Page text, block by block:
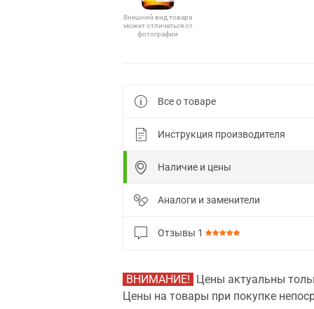
Внешний вид товара
может отличаться от
фотографии
Все о товаре
Инструкция производителя
Наличие и цены
Аналоги и заменители
Отзывы 1
ВНИМАНИЕ! Цены актуальны
Цены на товары при покупке